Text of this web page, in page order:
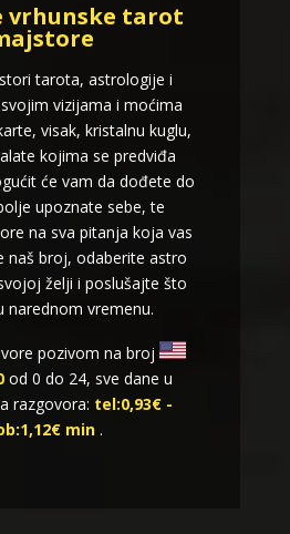
vrhunske tarot
tarota, astrologije i
vizijama i moćima
visak, kristalnu kuglu,
kojima se predviđa
će vam da dođete do
upoznate sebe, te
na sva pitanja koja vas
naš broj, odaberite astro
želji i poslušajte što
narednom vremenu.
pozivom na broj
od 0 do 24, sve dane u
razgovora: tel:0,93€ -
min .